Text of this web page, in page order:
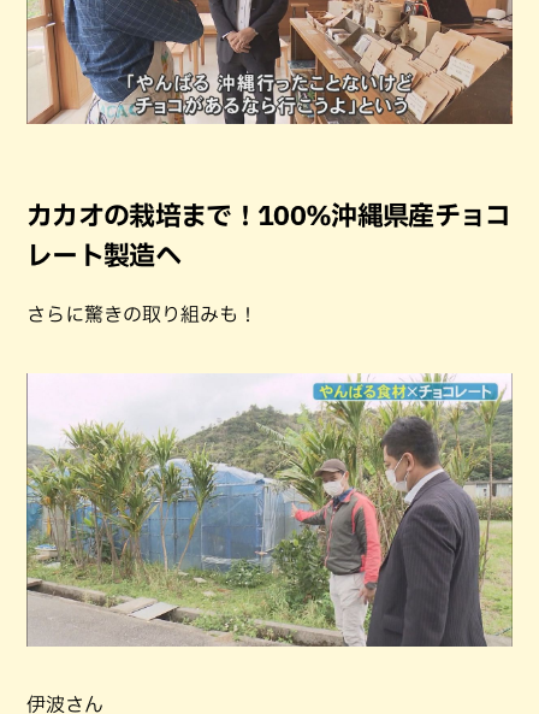
カカオの栽培まで！100％沖縄県産チョコ
レート製造へ
さらに驚きの取り組みも！
伊波さん